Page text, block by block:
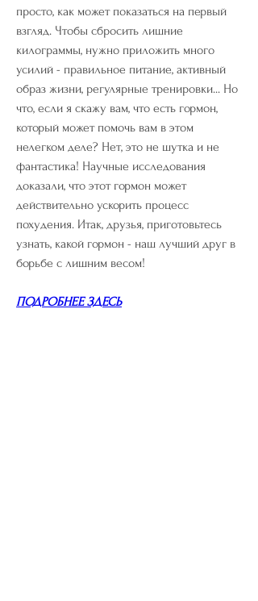
просто, как может показаться на первый
взгляд. Чтобы сбросить лишние
килограммы, нужно приложить много
усилий - правильное питание, активный
образ жизни, регулярные тренировки... Но
что, если я скажу вам, что есть гормон,
который может помочь вам в этом
нелегком деле? Нет, это не шутка и не
фантастика! Научные исследования
доказали, что этот гормон может
действительно ускорить процесс
похудения. Итак, друзья, приготовьтесь
узнать, какой гормон - наш лучший друг в
борьбе с лишним весом!
ПОДРОБНЕЕ ЗДЕСЬ